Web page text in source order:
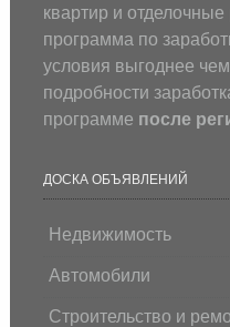
квартир и
программа по
условия выгоднее
подробности
программе после
ДОСКА ОБЪЯВЛЕНИЙ
Недвижимость
Автомобили
Строительство и